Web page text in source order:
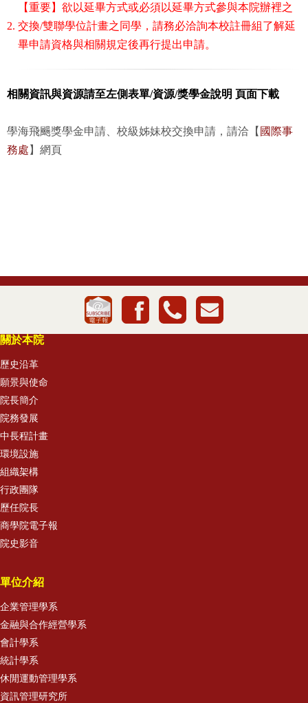
2.
【重要】欲以延畢方式或必須以延畢方式參與本院辦裡之
交換/雙聯學位計畫之同學，請務必洽詢本校註冊組了解延
畢申請資格與相關規定後再行提出申請。
相關資訊與資源請至左側表單/資源/獎學金說明 頁面下載
學海飛颺獎學金申請、校級姊妹校交換申請，請洽【 國際事
務處 】網頁
關於本院
歷史沿革
願景與使命
院長簡介
院務發展
中長程計畫
環境設施
組織架構
行政團隊
歷任院長
商學院電子報
院史影音
單位介紹
企業管理學系
金融與合作經營學系
會計學系
統計學系
休閒運動管理學系
資訊管理研究所